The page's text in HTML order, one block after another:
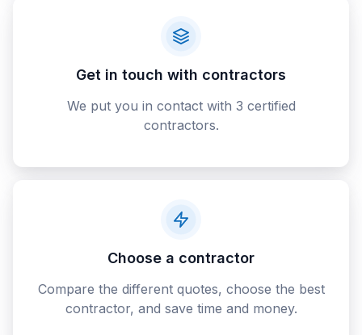
Get in touch with contractors
We put you in contact with 3 certified
contractors.
Choose a contractor
Compare the different quotes, choose the best
contractor, and save time and money.